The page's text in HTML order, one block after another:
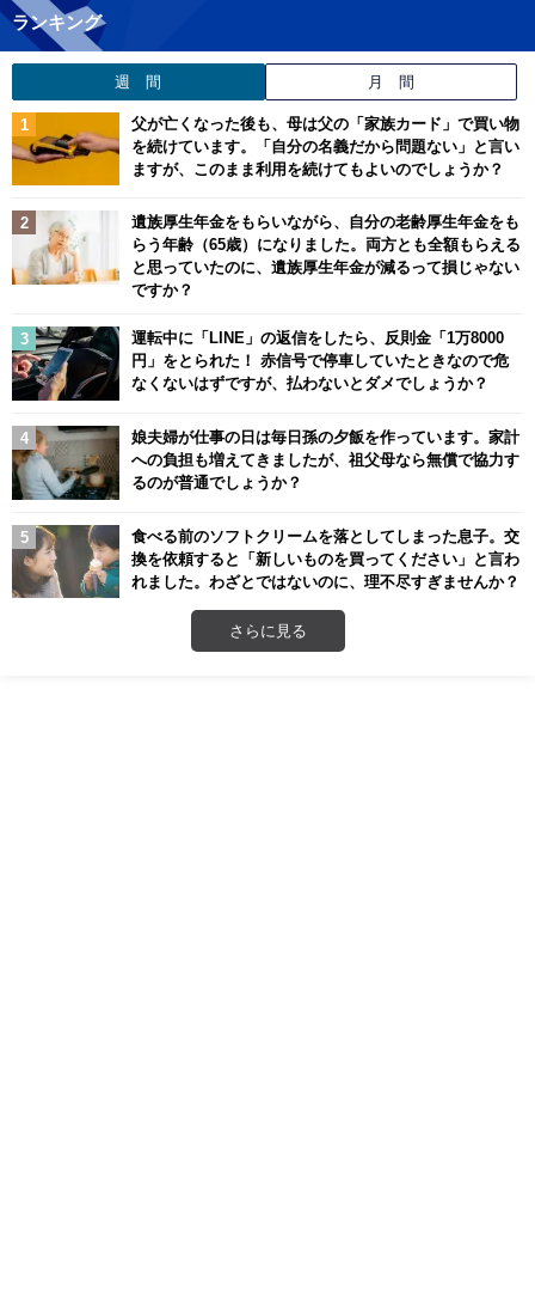
ランキング
週 間 月 間
父が亡くなった後も、母は父の「家族カード」で買い物
を続けています。「自分の名義だから問題ない」と言い
ますが、このまま利用を続けてもよいのでしょうか？
遺族厚生年金をもらいながら、自分の老齢厚生年金をも
らう年齢（65歳）になりました。両方とも全額もらえる
と思っていたのに、遺族厚生年金が減るって損じゃない
ですか？
運転中に「LINE」の返信をしたら、反則金「1万8000
円」をとられた！ 赤信号で停車していたときなので危
なくないはずですが、払わないとダメでしょうか？
娘夫婦が仕事の日は毎日孫の夕飯を作っています。家計
への負担も増えてきましたが、祖父母なら無償で協力す
るのが普通でしょうか？
食べる前のソフトクリームを落としてしまった息子。交
換を依頼すると「新しいものを買ってください」と言わ
れました。わざとではないのに、理不尽すぎませんか？
さらに見る